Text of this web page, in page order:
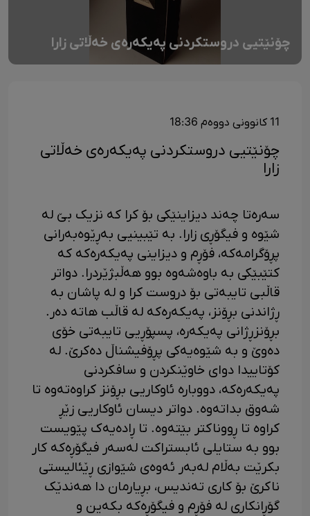
چۆنێتیی دروستکردنی پەیکەرەی خەڵاتی زارا
11 کانوونی دووەم 18:36
چۆنێتیی دروستکردنی پەیکەرەی خەڵاتی
زارا
سەرەتا چەند دیزاینێکی بۆ کرا کە نزیک بێ لە
شێوە و فیگۆڕی زارا. بە تێبینیی بەڕێوەبەرانی
پڕۆگرامەکە، فۆڕم و دیزاینی پەیکەرەکە کە
کتێبێکی بە باوەشەوە بوو هەڵبژێردرا. دواتر
قاڵبی تایبەتی بۆ دروست کرا و لە پاشان بە
ڕژاندنی بڕۆنز، پەیکەرەکە لە قاڵب هاتە دەر.
بڕۆنزڕژانی پەیکەرە، پسپۆڕیی تایبەتی خۆی
دەوێ و بە شێوەیەکی پڕۆفیشناڵ دەکرێ. لە
کۆتاییدا دوای خاوێنکردن و سافکردنی
پەیکەرەکە، دووبارە ئاوکاریی بڕۆنز کراوەتەوە تا
شەوق بداتەوە. دواتر دیسان ئاوکاریی زێڕ
کراوە تا ڕووناکتر بێتەوە. تا ڕادەیەک پێویست
بوو بە ستایلی ئابستراکت لەسەر فیگۆڕەکە کار
بکرێت بەڵام لەبەر ئەوەی شێوازی ڕێئالیستی
ناکرێ بۆ کاری تەندیس، بڕیارمان دا هەندێک
گۆڕانکاری لە فۆڕم و فیگۆڕەکە بکەین و